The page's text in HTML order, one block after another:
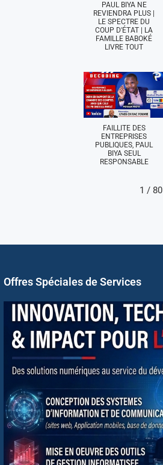
PAUL BIYA NE
REVIENDRA PLUS |
LE SPECTRE DU
COUP D'ÉTAT | LA
FAMILLE BABOKÉ
LIVRE TOUT
FAILLITE DES
ENTREPRISES
PUBLIQUES, PAUL
BIYA SEUL
RESPONSABLE
1 / 80
Offres Spéciales de Services